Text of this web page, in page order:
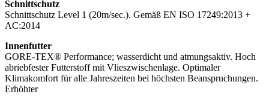
Schnittschutz
Schnittschutz Level 1 (20m/sec.). Gemäß EN ISO 17249:2013 +
AC:2014
Innenfutter
GORE-TEX® Performance; wasserdicht und atmungsaktiv. Hoch
abriebfester Futterstoff mit Vlieszwischenlage. Optimaler
Klimakomfort für alle Jahreszeiten bei höchsten Beanspruchungen.
Erhöhter